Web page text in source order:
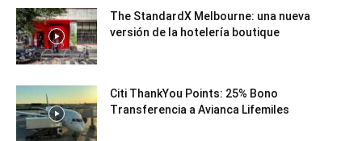
The StandardX Melbourne: una nueva
versión de la hotelería boutique
Citi ThankYou Points: 25% Bono
Transferencia a Avianca Lifemiles